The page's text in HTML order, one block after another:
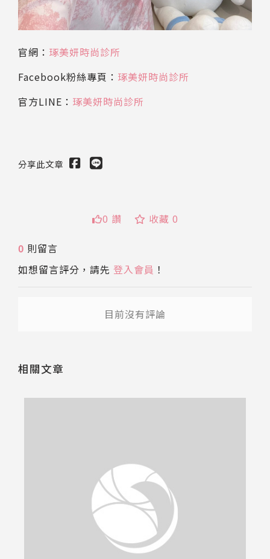
官網： 琢美妍時尚診所
Facebook粉絲專頁： 琢美妍時尚診所
官方LINE： 琢美妍時尚診所
分享此文章
0 讚 收藏 0
0 則留言
如想留言評分，請先 登入會員 ！
目前沒有評論
相關文章